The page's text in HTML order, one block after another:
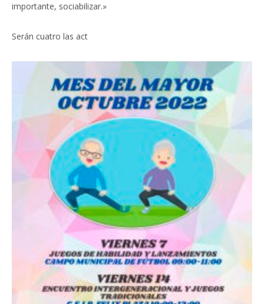
importante, sociabilizar.»
Serán cuatro las act